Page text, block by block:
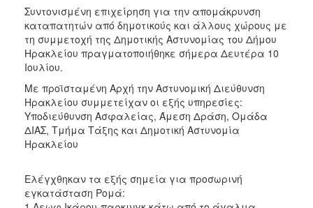
2011
2010
2006
ΤΟΠΟΣ
ΑΝΘΕΚΤΙΚΗ
Συντονισμένη επιχείρηση για την απομάκρυνση
καταπατητών από δημοτικούς και άλλους χώρους με
τη συμμετοχή της Δημοτικής Αστυνομίας του Δήμου
Ηρακλείου πραγματοποιήθηκε σήμερα Δευτέρα 10
Ιουλίου.
Με προϊσταμένη Αρχή την Αστυνομική Διεύθυνση
Ηρακλείου συμμετείχαν οι εξής υπηρεσίες:
Υποδιεύθυνση Ασφαλείας, Άμεση Δράση, Ομάδα
ΔΙΑΣ, Τμήμα Τάξης και Δημοτική Αστυνομία
Ηρακλείου
Ελέγχθηκαν τα εξής σημεία για προσωρινή
εγκατάσταση Ρομά: